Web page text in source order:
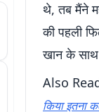
थे, तब मैंने
की पहली
खान के
Also
किया इतना